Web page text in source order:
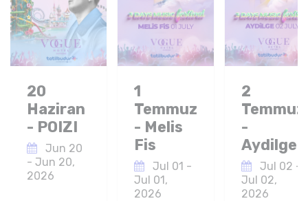
20
Haziran
- POIZI
Jun 20
- Jun 20,
2026
1
Temmuz
- Melis
Fis
Jul 01 -
Jul 01,
2026
2
Temmuz
-
Aydilge
Jul 02 -
Jul 02,
2026